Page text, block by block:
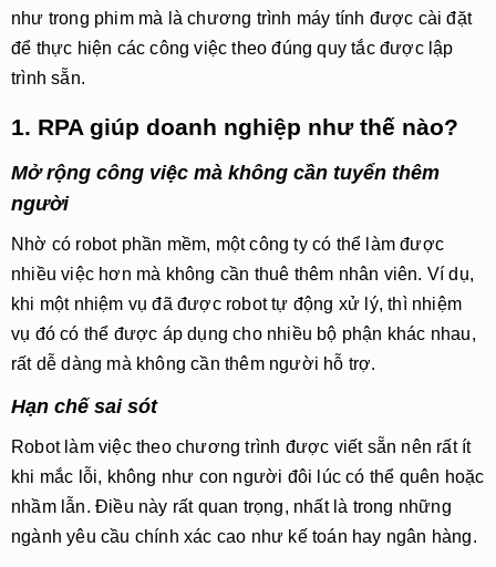
như trong phim mà làchương trình máy tính được cài đặt
để thực hiện các công việc theo đúng quy tắc được lập
trình sẵn.
1. RPA giúp doanh nghiệp như thế nào?
Mở rộng công việc mà không cần tuyển thêm
người
Nhờ có robot phần mềm, một công ty có thể làm được
nhiều việc hơn mà không cần thuê thêm nhân viên. Ví dụ,
khi một nhiệm vụ đã được robot tự động xử lý, thì nhiệm
vụ đó có thể được áp dụng cho nhiều bộ phận khác nhau,
rất dễ dàng mà không cần thêm người hỗ trợ.
Hạn chế sai sót
Robot làm việc theo chương trình được viết sẵn nên rất ít
khi mắc lỗi, không như con người đôi lúc có thể quên hoặc
nhầm lẫn. Điều này rất quan trọng, nhất là trong những
ngành yêu cầu chính xác cao như kế toán hay ngân hàng.